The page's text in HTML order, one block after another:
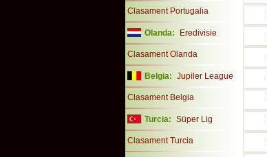
Clasament Portugalia
Olanda: Eredivisie
Clasament Olanda
Belgia: Jupiler League
Clasament Belgia
Turcia: Süper Lig
Clasament Turcia